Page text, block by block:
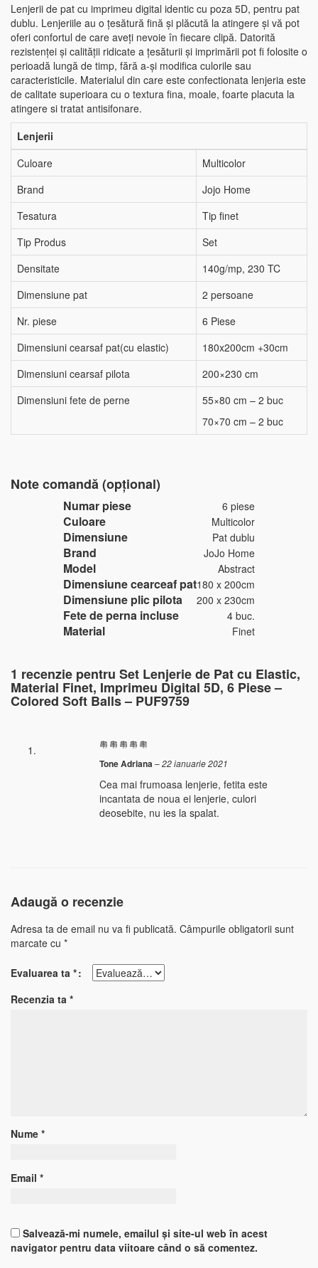
Lenjerii de pat cu imprimeu digital identic cu poza 5D, pentru pat
dublu. Lenjeriile au o țesătură fină și plăcută la atingere și vă pot
oferi confortul de care aveți nevoie în fiecare clipă. Datorită
rezistenței și calității ridicate a țesăturii și imprimării pot fi folosite o
perioadă lungă de timp, fără a-și modifica culorile sau
caracteristicile. Materialul din care este confectionata lenjeria este
de calitate superioara cu o textura fina, moale, foarte placuta la
atingere si tratat antisifonare.
Lenjerii
Culoare
Multicolor
Brand
Jojo Home
Tesatura
Tip finet
Tip Produs
Set
Densitate
140g/mp, 230 TC
Dimensiune pat
2 persoane
Nr. piese
6 Piese
Dimensiuni cearsaf pat(cu elastic)
180x200cm +30cm
Dimensiuni cearsaf pilota
200×230 cm
Dimensiuni fete de perne
55×80 cm – 2 buc
70×70 cm – 2 buc
Note comandă (opțional)
Numar piese 6 piese
Culoare Multicolor
Dimensiune Pat dublu
Brand JoJo Home
Model Abstract
Dimensiune cearceaf pat180 x 200cm
Dimensiune plic pilota 200 x 230cm
Fete de perna incluse 4 buc.
Material Finet
1 recenzie pentru Set Lenjerie de Pat cu Elastic,
Material Finet, Imprimeu Digital 5D, 6 Piese –
Colored Soft Balls – PUF9759
Tone Adriana–22 ianuarie 2021
Cea mai frumoasa lenjerie, fetita este
incantata de noua ei lenjerie, culori
deosebite, nu ies la spalat.
Adaugă o recenzie
Adresa ta de email nu va fi publicată. Câmpurile obligatorii sunt
marcate cu *
Evaluarea ta *
Recenzia ta *
Nume *
Email *
Salvează-mi numele, emailul și site-ul web în acest
navigator pentru data viitoare când o să comentez.